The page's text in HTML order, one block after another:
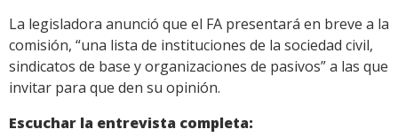
La legisladora anunció que el FA presentará en breve a la
comisión, “una lista de instituciones de la sociedad civil,
sindicatos de base y organizaciones de pasivos” a las que
invitar para que den su opinión.
Escuchar la entrevista completa: